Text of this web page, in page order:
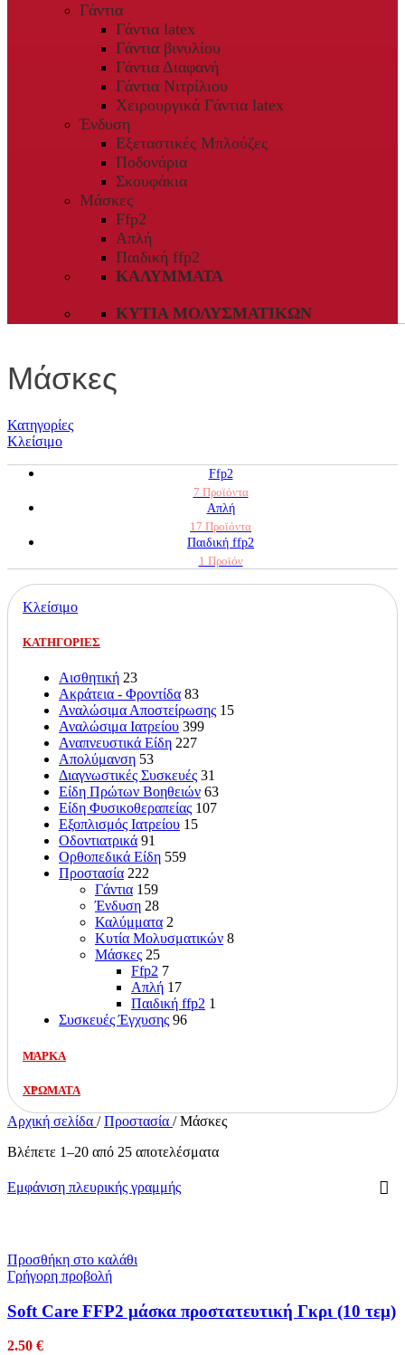
Γάντια
Γάντια latex
Γάντια βινυλίου
Γάντια Διαφανή
Γάντια Νιτρίλιου
Χειρουργικά Γάντια latex
Ένδυση
Εξεταστικές Μπλούζες
Ποδονάρια
Σκουφάκια
Μάσκες
Ffp2
Απλή
Παιδική ffp2
ΚΑΛΎΜΜΑΤΑ
ΚΥΤΊΑ ΜΟΛΥΣΜΑΤΙΚΏΝ
Μάσκες
Κατηγορίες
Κλείσιμο
Ffp2
7 Προϊόντα
Απλή
17 Προϊόντα
Παιδική ffp2
1 Προϊόν
Κλείσιμο
ΚΑΤΗΓΟΡΙΕΣ
Αισθητική 23
Ακράτεια - Φροντίδα 83
Αναλώσιμα Αποστείρωσης 15
Αναλώσιμα Ιατρείου 399
Αναπνευστικά Είδη 227
Απολύμανση 53
Διαγνωστικές Συσκευές 31
Είδη Πρώτων Βοηθειών 63
Είδη Φυσικοθεραπείας 107
Εξοπλισμός Ιατρείου 15
Οδοντιατρικά 91
Ορθοπεδικά Είδη 559
Προστασία 222
Γάντια 159
Ένδυση 28
Καλύμματα 2
Κυτία Μολυσματικών 8
Μάσκες 25
Ffp2 7
Απλή 17
Παιδική ffp2 1
Συσκευές Έγχυσης 96
ΜΑΡΚΑ
ΧΡΩΜΑΤΑ
Αρχική σελίδα / Προστασία / Μάσκες
Βλέπετε 1–20 από 25 αποτελέσματα
Εμφάνιση πλευρικής γραμμής
Προσθήκη στο καλάθι
Γρήγορη προβολή
Soft Care FFP2 μάσκα προστατευτική Γκρι (10 τεμ)
2.50 €